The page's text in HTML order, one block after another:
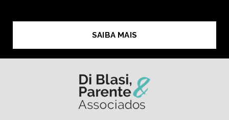
SAIBA MAIS